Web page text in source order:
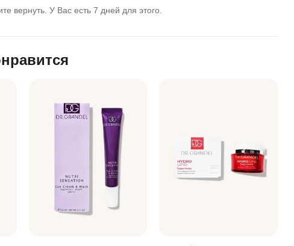
вернуть. У Вас есть 7 дней для этого.